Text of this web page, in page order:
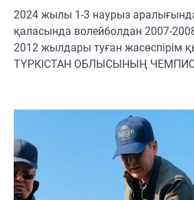
2024 жылы 1-3 наурыз
қаласында волейболдан 2007-
2012 жылдары туған жасөспірім
ТҮРКІСТАН ОБЛЫСЫНЫҢ